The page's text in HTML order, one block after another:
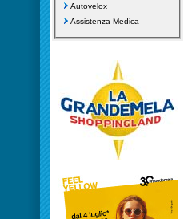
Autovelox
Assistenza Medica